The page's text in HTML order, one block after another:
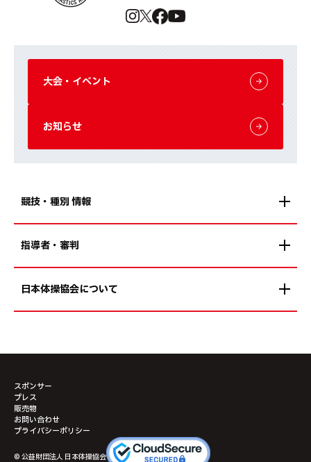
大会・イベント
お知らせ
競技・種別 情報
指導者・審判
日本体操協会について
スポンサー
プレス
販売物
お問い合わせ
プライバシーポリシー
© 公益財団法人 日本体操協会